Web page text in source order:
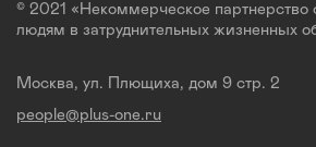
© 2021 «Некоммерческое партнерство
людям в затруднительных жизненных
Москва, ул. Плющиха, дом 9 стр. 2
people@plus-one.ru